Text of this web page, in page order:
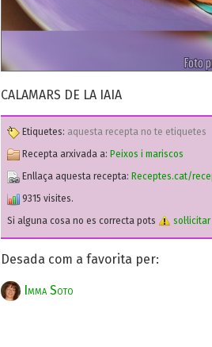
CALAMARS DE LA IAIA
Etiquetes: aquesta recepta no te etiquetes
Recepta arxivada a: Peixos i mariscos
Enllaça aquesta recepta: Receptes.cat/
9315 visites.
Si alguna cosa no es correcta pots
Desada com a favorita per:
Imma Soto